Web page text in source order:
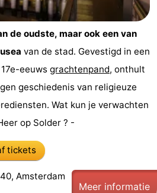
de oudste, maar ook een van
van de stad. Gevestigd in een
eeuws grachtenpand, onthult
geschiedenis van religieuze
Wat kun je verwachten
op Solder ? -
tickets
Amsterdam
Meer informatie